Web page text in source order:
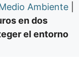
Ambiente
en dos
el entorno